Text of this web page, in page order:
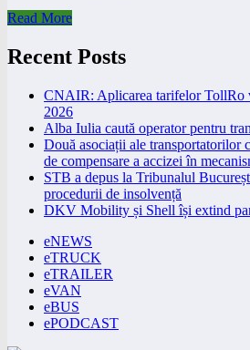
Read More
Recent Posts
CNAIR: Aplicarea tarifelor TollRo
2026
Alba Iulia caută operator pentru
Două asociații ale transportatorilor
de compensare a accizei în
STB a depus la Tribunalul
procedurii de insolvență
DKV Mobility și Shell își extind
eNEWS
eTRUCK
eTRAILER
eVAN
eBUS
ePODCAST